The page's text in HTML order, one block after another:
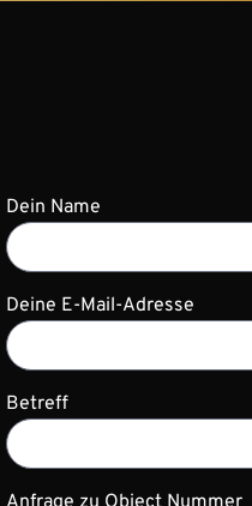
Dein Name
Deine E-Mail-Adresse
Betreff